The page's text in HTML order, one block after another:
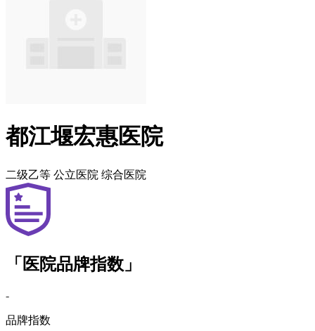
都江堰宏惠医院
二级乙等 公立医院 综合医院
「医院品牌指数」
-
品牌指数